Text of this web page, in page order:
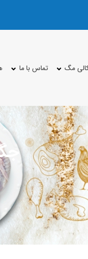
مگ تماس با ما